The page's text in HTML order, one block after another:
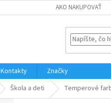
AKO NAKUPOVAŤ
Kontakty
Značky
Škola a deti Temperové